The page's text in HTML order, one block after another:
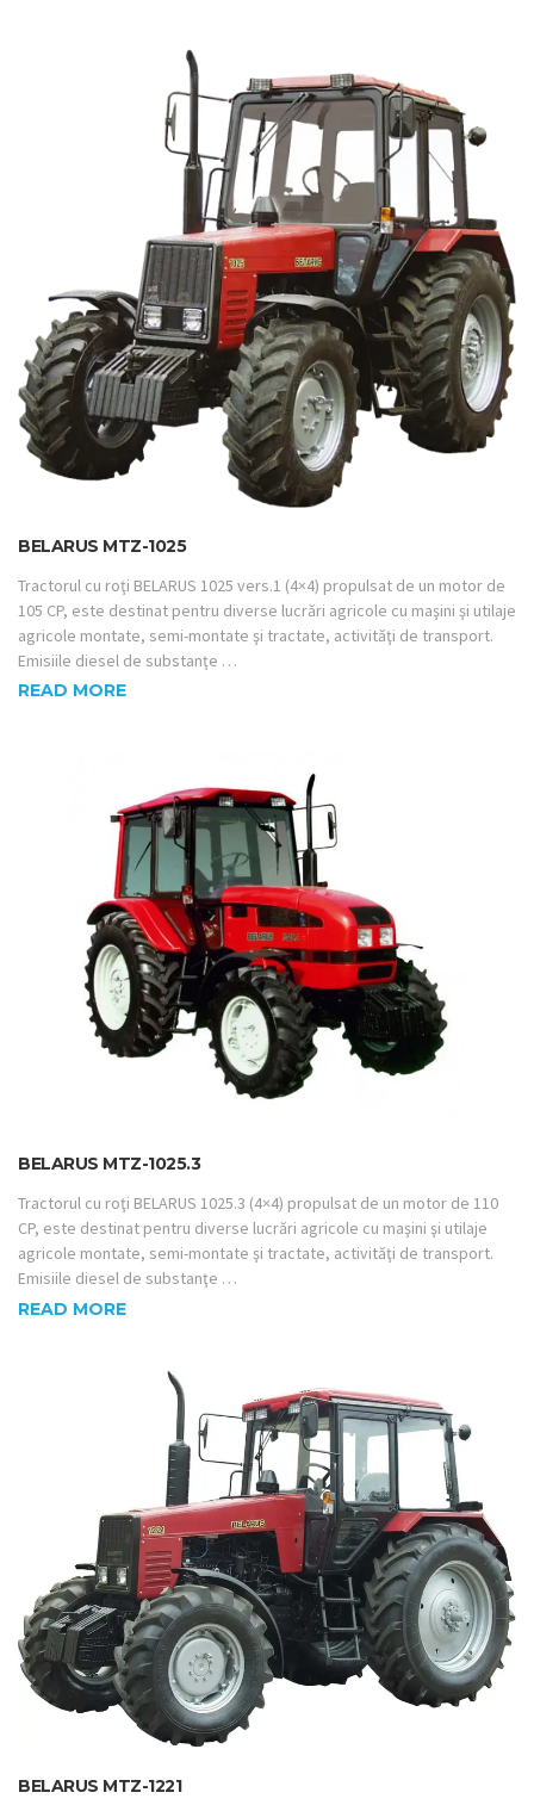
BELARUS MTZ-1025
Tractorul cu roţi BELARUS 1025 vers.1 (4×4) propulsat de un motor de
105 CP, este destinat pentru diverse lucrări agricole cu maşini şi utilaje
agricole montate, semi-montate şi tractate, activităţi de transport.
Emisiile diesel de substanţe …
READ MORE
BELARUS MTZ-1025.3
Tractorul cu roţi BELARUS 1025.3 (4×4) propulsat de un motor de 110
CP, este destinat pentru diverse lucrări agricole cu maşini şi utilaje
agricole montate, semi-montate şi tractate, activităţi de transport.
Emisiile diesel de substanţe …
READ MORE
BELARUS MTZ-1221